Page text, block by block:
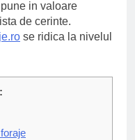
in valoare
de cerinte.
se ridica la nivelul